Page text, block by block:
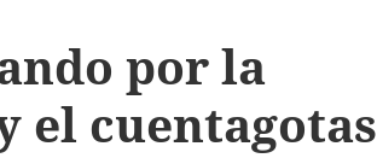
por la
el cuentagotas